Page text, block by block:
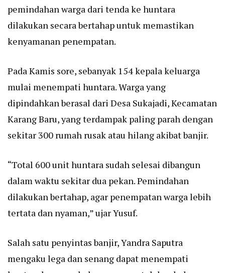
pemindahan warga dari tenda ke huntara
dilakukan secara bertahap untuk memastikan
kenyamanan penempatan.
Pada Kamis sore, sebanyak 154 kepala keluarga
mulai menempati huntara. Warga yang
dipindahkan berasal dari Desa Sukajadi, Kecamatan
Karang Baru, yang terdampak paling parah dengan
sekitar 300 rumah rusak atau hilang akibat banjir.
“Total 600 unit huntara sudah selesai dibangun
dalam waktu sekitar dua pekan. Pemindahan
dilakukan bertahap, agar penempatan warga lebih
tertata dan nyaman,” ujar Yusuf.
Salah satu penyintas banjir, Yandra Saputra
mengaku lega dan senang dapat menempati